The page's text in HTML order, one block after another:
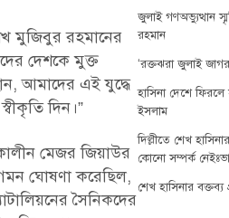
মুজিবুর রহমানের
দেশকে মুক্ত
আমাদের এই যুদ্ধে
দিন।”
মেজর জিয়াউর
ঘোষণা করেছিল,
সৈনিকদের
জুলাই গণঅভ্যুত্থান
রহমান
‘রক্তঝরা জুলাই
হাসিনা দেশে ফিরলে
ইসলাম
দিল্লীতে শেখ
কোনো সম্পর্ক
শেখ হাসিনার